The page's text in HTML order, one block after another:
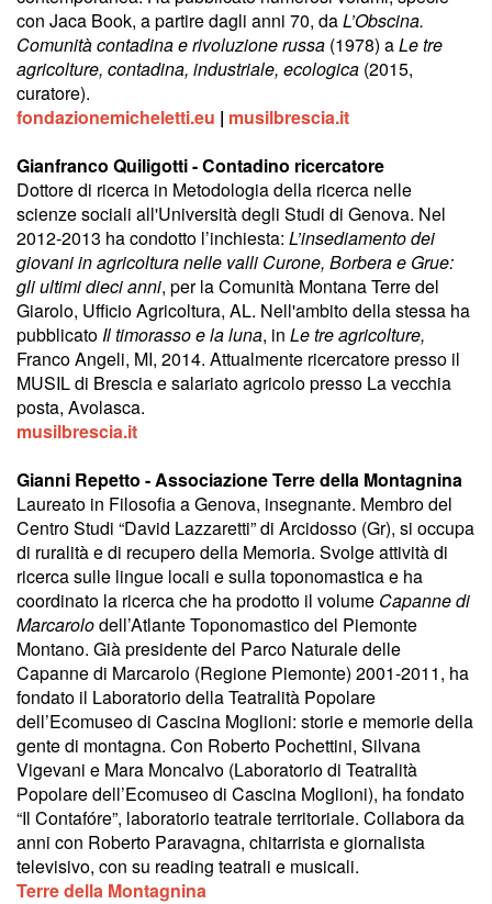
con Jaca Book, a partire dagli anni 70, daL’Obscina.
Comunità contadina e rivoluzione russa (1978) aLe tre
agricolture, contadina, industriale, ecologica (2015,
curatore).
fondazionemicheletti.eu | musilbrescia.it
Gianfranco Quiligotti- Contadino ricercatore
Dottore di ricerca in Metodologia della ricerca nelle
scienze sociali all'Università degli Studi di Genova. Nel
2012-2013 ha condotto l’inchiesta: L’insediamento dei
giovani in agricolturanelle valli Curone, Borbera e Grue:
gli ultimi dieci anni, per la Comunità Montana Terre del
Giarolo, Ufficio Agricoltura, AL. Nell'ambito della stessa ha
pubblicatoIl timorasso e la luna, in Le tre agricolture,
Franco Angeli, MI, 2014. Attualmente ricercatore presso il
MUSIL di Brescia e salariato agricolo presso La vecchia
posta, Avolasca.
musilbrescia.it
Gianni Repetto - Associazione Terre della Montagnina
Laureato in Filosofia a Genova, insegnante. Membro del
Centro Studi “David Lazzaretti” di Arcidosso (Gr), si occupa
di ruralità e di recupero della Memoria. Svolge attività di
ricerca sulle lingue locali e sulla toponomastica e ha
coordinato la ricerca che ha prodotto il volume Capanne di
Marcarolodell’Atlante Toponomastico del Piemonte
Montano. Già presidente del Parco Naturale delle
Capanne di Marcarolo (Regione Piemonte) 2001-2011, ha
fondato il Laboratorio della Teatralità Popolare
dell’Ecomuseo di Cascina Moglioni: storie e memorie della
gente di montagna. Con Roberto Pochettini, Silvana
Vigevani e Mara Moncalvo (Laboratorio di Teatralità
Popolare dell’Ecomuseo di Cascina Moglioni), ha fondato
“Il Contafóre”, laboratorio teatrale territoriale. Collabora da
anni con Roberto Paravagna, chitarrista e giornalista
televisivo, con su reading teatrali e musicali.
Terre della Montagnina